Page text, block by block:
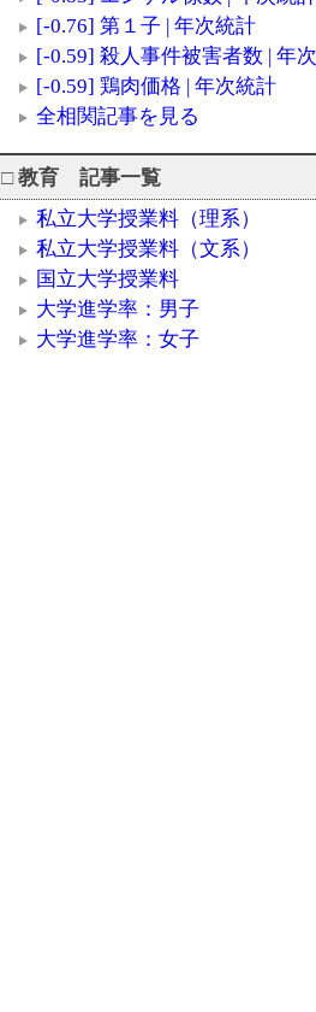
[-0.76] 第１子 | 年次統計
[-0.59] 殺人事件被害者数 | 年
[-0.59] 鶏肉価格 | 年次統計
全相関記事を見る
□教育 記事一覧
私立大学授業料（理系）
私立大学授業料（文系）
国立大学授業料
大学進学率：男子
大学進学率：女子